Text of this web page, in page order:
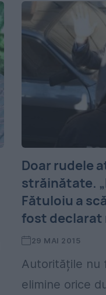
Doar rudele
străinătate.
Fătuloiu a
fost declarat
29 MAI 2015
Autoritățile nu
elimine orice